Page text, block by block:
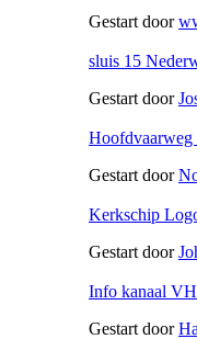
Gestart door
sluis 15
Gestart door
Hoofdvaarweg
Gestart door
Kerkschip
Gestart door
Info kanaal
Gestart door